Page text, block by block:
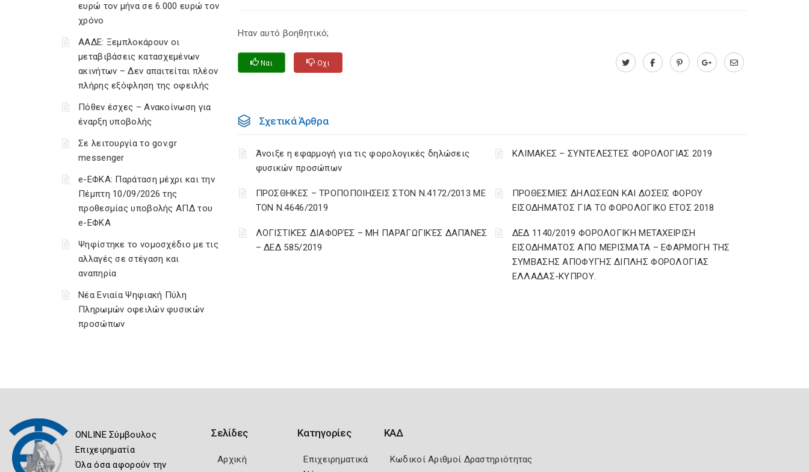
ευρώ τον μήνα σε 6.000 ευρώ τον
χρόνο
ΑΑΔΕ: Ξεμπλοκάρουν οι
μεταβιβάσεις κατασχεμένων
ακινήτων – Δεν απαιτείται πλέον
πλήρης εξόφληση της οφειλής
Πόθεν έσχες – Ανακοίνωση για
έναρξη υποβολής
Σε λειτουργία το gov.gr
messenger
e-ΕΦΚΑ: Παράταση μέχρι και την
Πέμπτη 10/09/2026 της
προθεσμίας υποβολής ΑΠΔ του
e-ΕΦΚΑ
Ψηφίστηκε το νομοσχέδιο με τις
αλλαγές σε στέγαση και
αναπηρία
Νέα Ενιαία Ψηφιακή Πύλη
Πληρωμών οφειλών φυσικών
προσώπων
Ηταν αυτό βοηθητικό;
Ναι Οχι
Σχετικά Άρθρα
Άνοιξε η εφαρμογή για τις φορολογικές δηλώσεις
φυσικών προσώπων
ΚΛΙΜΑΚΕΣ – ΣΥΝΤΕΛΕΣΤΕΣ ΦΟΡΟΛΟΓΙΑΣ 2019
ΠΡΟΣΘΗΚΕΣ – ΤΡΟΠΟΠΟΙΗΣΕΙΣ ΣΤΟΝ Ν.4172/2013 ΜΕ
ΤΟΝ Ν.4646/2019
ΠΡΟΘΕΣΜΙΕΣ ΔΗΛΩΣΕΩΝ ΚΑΙ ΔΟΣΕΙΣ ΦΟΡΟΥ
ΕΙΣΟΔΗΜΑΤΟΣ ΓΙΑ ΤΟ ΦΟΡΟΛΟΓΙΚΟ ΕΤΟΣ 2018
ΛΟΓΙΣΤΙΚΈΣ ΔΙΑΦΟΡΈΣ – ΜΗ ΠΑΡΑΓΩΓΙΚΈΣ ΔΑΠΆΝΕΣ
– ΔΕΔ 585/2019
ΔΕΔ 1140/2019 ΦΟΡΟΛΟΓΙΚΗ ΜΕΤΑΧΕΙΡΙΣΗ
ΕΙΣΟΔΗΜΑΤΟΣ ΑΠΟ ΜΕΡΙΣΜΑΤΑ – ΕΦΑΡΜΟΓΗ ΤΗΣ
ΣΥΜΒΑΣΗΣ ΑΠΟΦΥΓΗΣ ΔΙΠΛΗΣ ΦΟΡΟΛΟΓΙΑΣ
ΕΛΛΑΔΑΣ-ΚΥΠΡΟΥ.
ONLINE Σύμβουλος
Επιχειρηματία
Όλα όσα αφορούν την
Σελίδες
Αρχική
Κατηγορίες
Επιχειρηματικά
ΚΑΔ
Κωδικοί Αριθμοί Δραστηριότητας